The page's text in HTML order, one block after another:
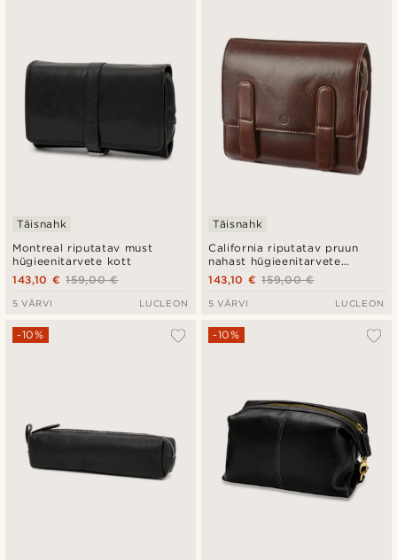
Montreal riputatav must
hügieenitarvete kott
Täisnahk
159,00 €
143,10 €
5 VÄRVI LUCLEON
California riputatav pruun
nahast hügieenitarvete
komplekt
Täisnahk
159,00 €
143,10 €
5 VÄRVI LUCLEON
-10% -10%